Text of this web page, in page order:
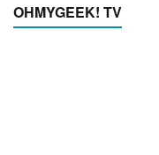
OHMYGEEK! TV